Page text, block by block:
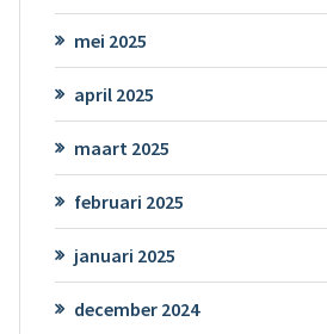
mei 2025
april 2025
maart 2025
februari 2025
januari 2025
december 2024